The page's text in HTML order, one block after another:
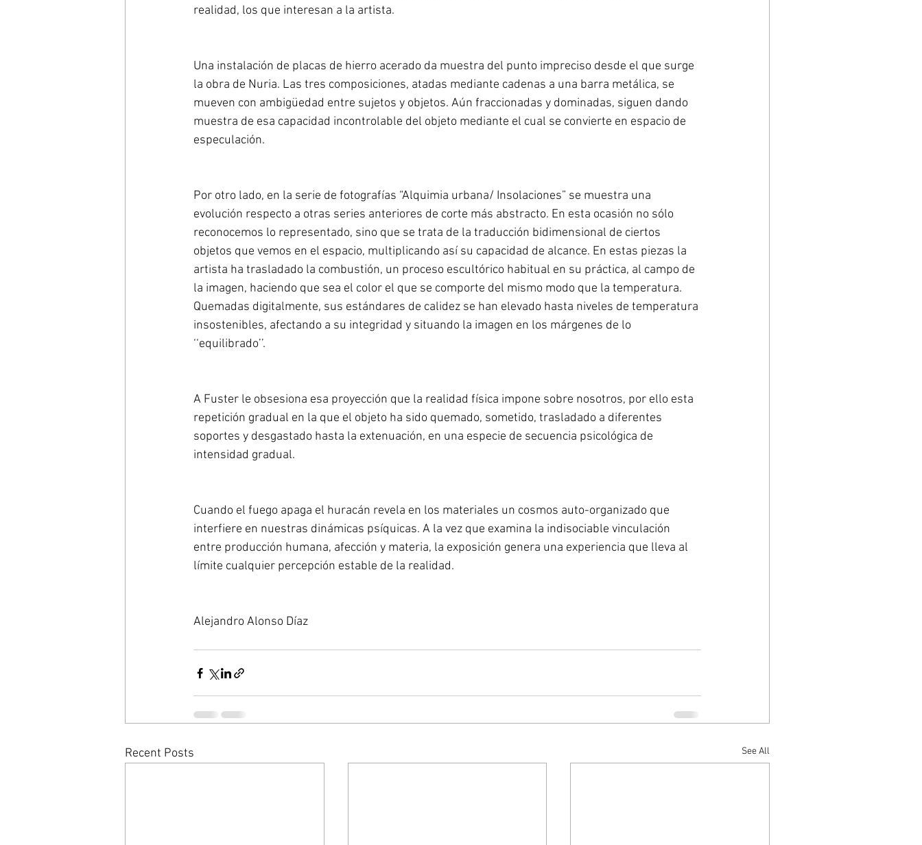
realidad, los que interesan a la artista.
Una instalación de placas de hierro acerado da muestra del punto impreciso desde el que surge
la obra de Nuria. Las tres composiciones, atadas mediante cadenas a una barra metálica, se
mueven con ambigüedad entre sujetos y objetos. Aún fraccionadas y dominadas, siguen dando
muestra de esa capacidad incontrolable del objeto mediante el cual se convierte en espacio de
especulación.
Por otro lado, en la serie de fotografías “Alquimia urbana/ Insolaciones” se muestra una
evolución respecto a otras series anteriores de corte más abstracto. En esta ocasión no sólo
reconocemos lo representado, sino que se trata de la traducción bidimensional de ciertos
objetos que vemos en el espacio, multiplicando así su capacidad de alcance. En estas piezas la
artista ha trasladado la combustión, un proceso escultórico habitual en su práctica, al campo de
la imagen, haciendo que sea el color el que se comporte del mismo modo que la temperatura.
Quemadas digitalmente, sus estándares de calidez se han elevado hasta niveles de temperatura
insostenibles, afectando a su integridad y situando la imagen en los márgenes de lo
‘‘equilibrado’’.
A Fuster le obsesiona esa proyección que la realidad física impone sobre nosotros, por ello esta
repetición gradual en la que el objeto ha sido quemado, sometido, trasladado a diferentes
soportes y desgastado hasta la extenuación, en una especie de secuencia psicológica de
intensidad gradual.
Cuando el fuego apaga el huracán revela en los materiales un cosmos auto-organizado que
interfiere en nuestras dinámicas psíquicas. A la vez que examina la indisociable vinculación
entre producción humana, afección y materia, la exposición genera una experiencia que lleva al
límite cualquier percepción estable de la realidad.
Alejandro Alonso Díaz
Recent Posts See All